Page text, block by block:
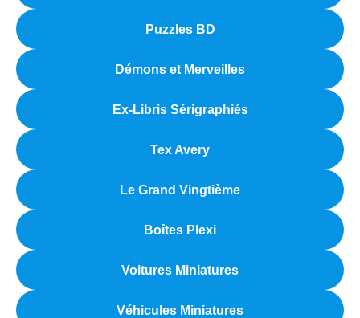
Puzzles BD
Démons et Merveilles
Ex-Libris Sérigraphiés
Tex Avery
Le Grand Vingtième
Boîtes Plexi
Voitures Miniatures
Véhicules Miniatures